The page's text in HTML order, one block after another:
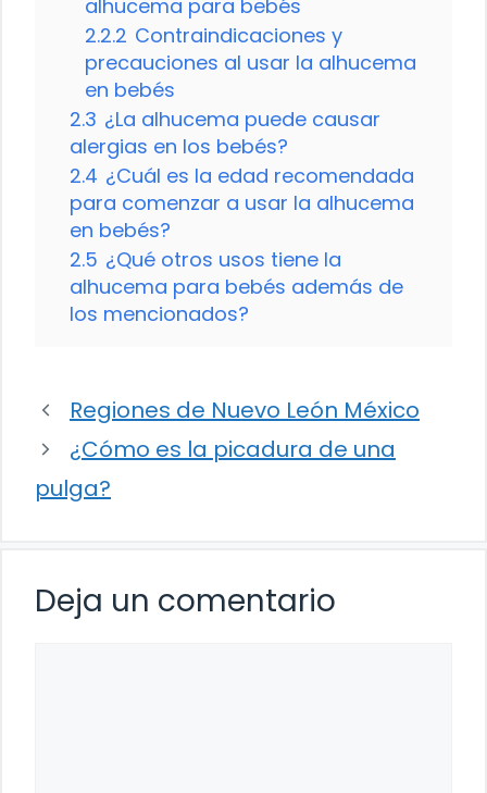
alhucema para bebés
2.2.2 Contraindicaciones y
precauciones al usar la alhucema
en bebés
2.3 ¿La alhucema puede causar
alergias en los bebés?
2.4 ¿Cuál es la edad recomendada
para comenzar a usar la alhucema
en bebés?
2.5 ¿Qué otros usos tiene la
alhucema para bebés además de
los mencionados?
Regiones de Nuevo León México
¿Cómo es la picadura de una
pulga?
Deja un comentario